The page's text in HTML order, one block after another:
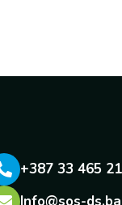
+387 33 465